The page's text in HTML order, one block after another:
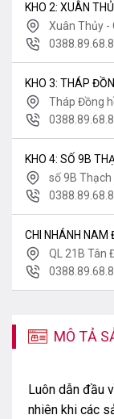
KHO 2: XUÂN
Xuân Thủy -
KHO 3: THÁP
Tháp Đồng
KHO 4: SỐ 9B
số 9B Thạch
CHI NHÁNH NAM
QL 21B Tân
MÔ TẢ
Luôn dẫn đầu
nhiên khi các